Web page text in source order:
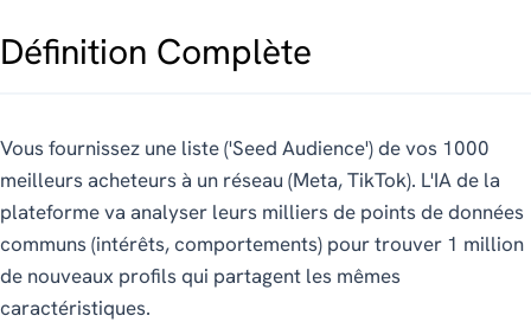
Définition Complète
Vous fournissez une liste ('Seed Audience') de vos 1000
meilleurs acheteurs à un réseau (Meta, TikTok). L'IA de la
plateforme va analyser leurs milliers de points de données
communs (intérêts, comportements) pour trouver 1 million
de nouveaux profils qui partagent les mêmes
caractéristiques.